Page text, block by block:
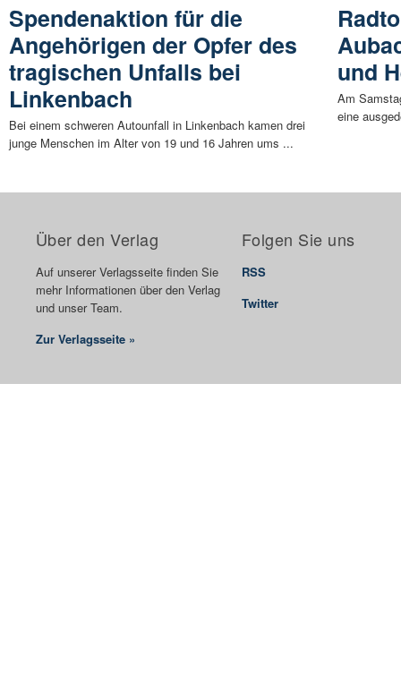
Spendenaktion für die
Angehörigen der Opfer des
tragischen Unfalls bei
Linkenbach
Bei einem schweren Autounfall in Linkenbach kamen drei
junge Menschen im Alter von 19 und 16 Jahren ums ...
und
Am
eine
Über den Verlag
Auf unserer Verlagsseite finden Sie
mehr Informationen über den Verlag
und unser Team.
Zur Verlagsseite »
Folgen Sie uns
RSS
Twitter